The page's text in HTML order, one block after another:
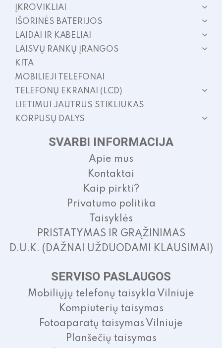
ĮKROVIKLIAI
IŠORINĖS BATERIJOS
LAIDAI IR KABELIAI
LAISVŲ RANKŲ ĮRANGOS
KITA
MOBILIEJI TELEFONAI
TELEFONŲ EKRANAI (LCD)
LIETIMUI JAUTRUS STIKLIUKAS
KORPUSŲ DALYS
SVARBI INFORMACIJA
Apie mus
Kontaktai
Kaip pirkti?
Privatumo politika
Taisyklės
PRISTATYMAS IR GRĄŽINIMAS
D.U.K. (DAŽNAI UŽDUODAMI KLAUSIMAI)
SERVISO PASLAUGOS
Mobiliųjų telefonų taisykla Vilniuje
Kompiuterių taisymas
Fotoaparatų taisymas Vilniuje
Planšečių taisymas